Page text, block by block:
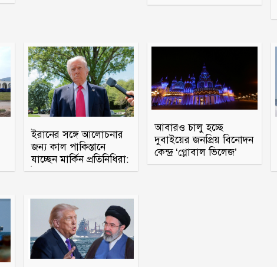
ইরানের সঙ্গে আলোচনার
জন্য কাল পাকিস্তানে
যাচ্ছেন মার্কিন প্রতিনিধিরা:
ট্রাম্প
আবারও চালু হচ্ছে
দুবাইয়ের জনপ্রিয় বিনোদন
কেন্দ্র ‘গ্লোবাল ভিলেজ’